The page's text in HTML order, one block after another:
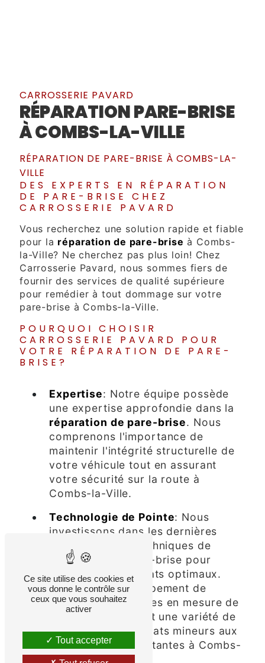
CARROSSERIE PAVARD
RÉPARATION PARE-BRISE
À COMBS-LA-VILLE
RÉPARATION DE PARE-BRISE À COMBS-LA-
VILLE
DES EXPERTS EN RÉPARATION
DE PARE-BRISE CHEZ
CARROSSERIE PAVARD
Vous recherchez une solution rapide et fiable
pour la réparation de pare-brise à Combs-
la-Ville? Ne cherchez pas plus loin! Chez
Carrosserie Pavard, nous sommes fiers de
fournir des services de qualité supérieure
pour remédier à tout dommage sur votre
pare-brise à Combs-la-Ville.
POURQUOI CHOISIR
CARROSSERIE PAVARD POUR
VOTRE RÉPARATION DE PARE-
BRISE?
Expertise: Notre équipe possède
une expertise approfondie dans la
réparation de pare-brise. Nous
comprenons l'importance de
maintenir l'intégrité structurelle de
votre véhicule tout en assurant
votre sécurité sur la route à
Combs-la-Ville.
Technologie de Pointe: Nous
investissons dans les dernières
technologies et techniques de
réparation de pare-brise pour
garantir des résultats optimaux.
Grâce à notre équipement de
pointe, nous sommes en mesure de
traiter efficacement une variété de
dommages, des éclats mineurs aux
fissures plus importantes à Combs-
la-Ville.
Ce site utilise des cookies et
vous donne le contrôle sur
ceux que vous souhaitez
activer
Tout accepter